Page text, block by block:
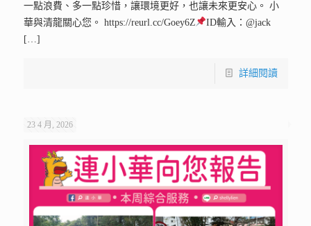
一點浪費、多一點珍惜，讓環境更好，也讓未來更安心。 小
華與清龍關心您。 https://reurl.cc/Goey6Z
ID輸入：@jack
[…]
詳細閱讀
23 4 月, 2026